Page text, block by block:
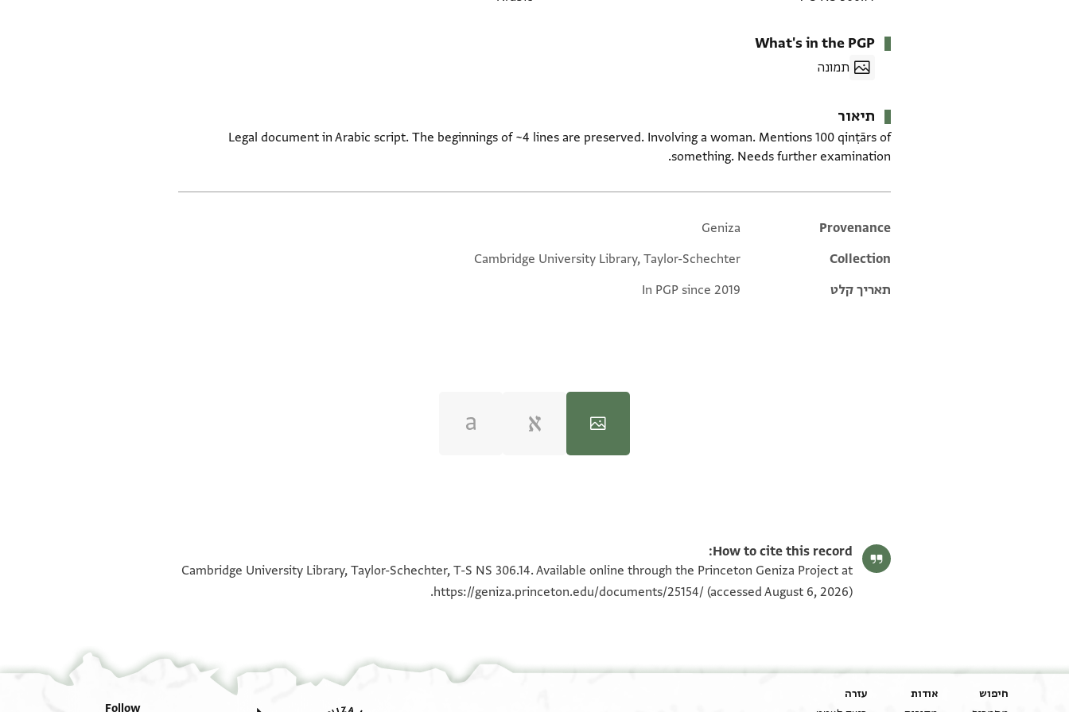
What's in the PGP
תמונה
תיאור
Legal document in Arabic script. The beginnings of ~4 lines are preserved. Involving a woman. Mentions 100 qinṭārs of
something. Needs further examination.
Additional metadata
Provenance
Geniza
Collection
Cambridge University Library, Taylor-Schechter
תאריך קלט
In PGP since 2019
100%
100%
How to cite this record:
Cambridge University Library, Taylor-Schechter, T-S NS 306.14. Available online through the Princeton Geniza Project at
https://geniza.princeton.edu/documents/25154/ (accessed August 6, 2026).
חיפוש אודות עזרה
Follow